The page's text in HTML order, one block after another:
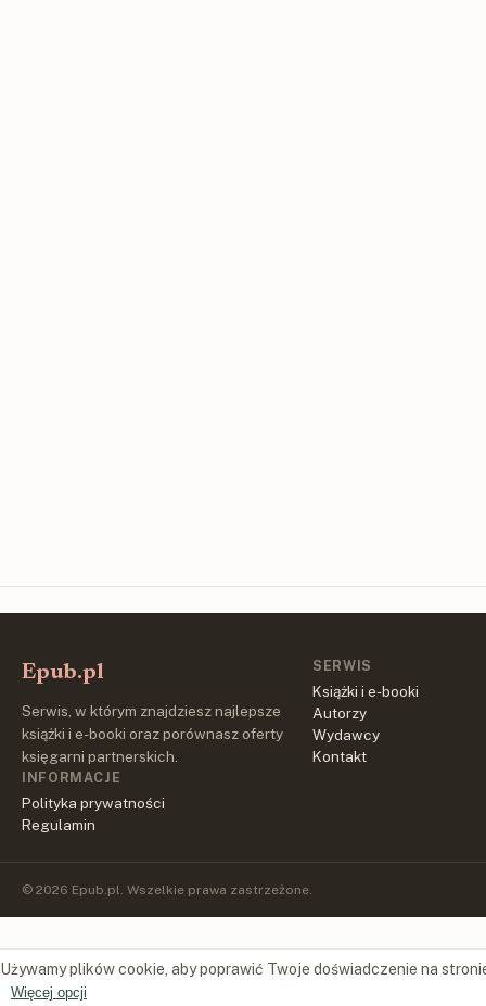
Epub.pl
Serwis, w którym znajdziesz najlepsze
książki i e-booki oraz porównasz oferty
księgarni partnerskich.
SERWIS
Książki i e-booki
Autorzy
Wydawcy
Kontakt
INFORMACJE
Polityka prywatności
Regulamin
© 2026 Epub.pl. Wszelkie prawa zastrzeżone.
Używamy plików cookie, aby poprawić Twoje doświadczenie na
Więcej opcji